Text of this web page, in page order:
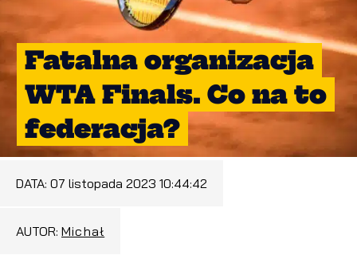
Fatalna organizacja
WTA Finals. Co na to
federacja?
DATA: 07 listopada 2023 10:44:42
AUTOR: Michał